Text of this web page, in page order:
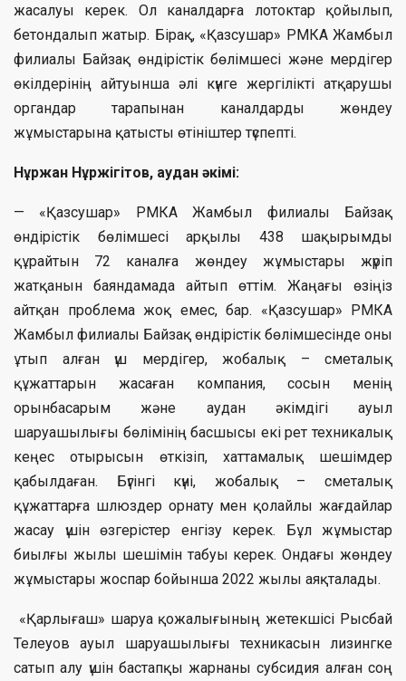
жасалуы керек. Ол каналдарға лотоктар қойылып,
бетондалып жатыр. Бірақ, «Қазсушар» РМКА Жамбыл
филиалы Байзақ өндірістік бөлімшесі және мердігер
өкілдерінің айтуынша әлі күнге жергілікті атқарушы
органдар тарапынан каналдарды жөндеу
жұмыстарына қатысты өтініштер түспепті.
Нұржан Нұржігітов, аудан әкімі:
— «Қазсушар» РМКА Жамбыл филиалы Байзақ
өндірістік бөлімшесі арқылы 438 шақырымды
құрайтын 72 каналға жөндеу жұмыстары жүріп
жатқанын баяндамада айтып өттім. Жаңағы өзіңіз
айтқан проблема жоқ емес, бар. «Қазсушар» РМКА
Жамбыл филиалы Байзақ өндірістік бөлімшесінде оны
ұтып алған үш мердігер, жобалық – сметалық
құжаттарын жасаған компания, сосын менің
орынбасарым және аудан әкімдігі ауыл
шаруашылығы бөлімінің басшысы екі рет техникалық
кеңес отырысын өткізіп, хаттамалық шешімдер
қабылдаған. Бүгінгі күні, жобалық – сметалық
құжаттарға шлюздер орнату мен қолайлы жағдайлар
жасау үшін өзгерістер енгізу керек. Бұл жұмыстар
биылғы жылы шешімін табуы керек. Ондағы жөндеу
жұмыстары жоспар бойынша 2022 жылы аяқталады.
«Қарлығаш» шаруа қожалығының жетекшісі Рысбай
Телеуов ауыл шаруашылығы техникасын лизингке
сатып алу үшін бастапқы жарнаны субсидия алған соң